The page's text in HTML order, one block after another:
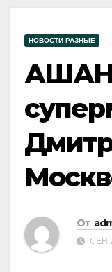
НОВОСТИ РАЗНЫЕ
АШАН
От
СЕН